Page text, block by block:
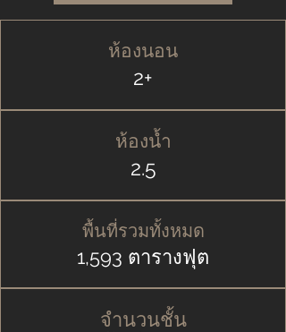
ห้องนอน
2+
ห้องน้ำ
2.5
พื้นที่รวมทั้งหมด
1,593 ตารางฟุต
จำนวนชั้น